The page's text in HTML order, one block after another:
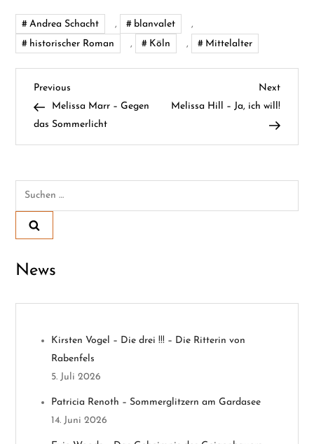
Andrea Schacht , blanvalet
,
historischer Roman
, Köln , Mittelalter
B
e
t
r
g
s
n
v
Previous
Post
Previous
Melissa Marr – Gegen
das Sommerlicht
Next
Post
Next
Melissa Hill – Ja, ich will!
Suchen
News
Kirsten Vogel – Die drei !!! – Die Ritterin von
Rabenfels
5. Juli 2026
Patricia Renoth – Sommerglitzern am Gardasee
14. Juni 2026